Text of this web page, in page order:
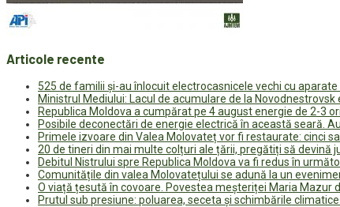
Articole recente
525 de familii și-au înlocuit electrocasnicele vechi cu
Ministrul Mediului: Lacul de acumulare de la Novodnestrovsk
Republica Moldova a cumpărat pe 4 august energie de 2-3
Posibile deconectări de energie electrică în această seară.
Primele izvoare din Valea Molovateț vor fi restaurate: cinci
20 de tineri din mai multe colțuri ale țării, pregătiți să devină
Debitul Nistrului spre Republica Moldova va fi redus în
Comunitățile din valea Molovatețului se adună la un
O viață țesută în covoare. Povestea meșteriței Maria Mazur
Prutul sub presiune: poluarea, seceta și schimbările